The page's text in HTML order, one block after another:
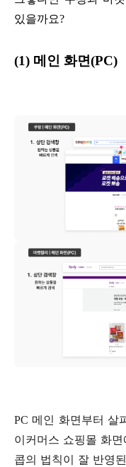
있을까요?
(1) 메인 화면(PC)
PC 메인 화면부터 살
이커머스 쇼핑몰 화
콥의 법칙이 잘 반영